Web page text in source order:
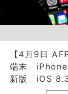
【4月9日
端末「
新版「iOS